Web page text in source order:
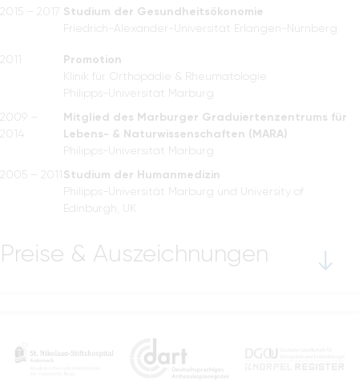
2015 – 2017 Studium der Gesundheitsökonomie
Friedrich-Alexander-Universität Erlangen-Nürnberg
2011 Promotion
Klinik für Orthopädie & Rheumatologie
Philipps-Universität Marburg
2009 –
2014
Mitglied des Marburger Graduiertenzentrums für
Lebens- & Naturwissenschaften (MARA)
Philipps-Universität Marburg
2005 – 2011Studium der Humanmedizin
Philipps-Universität Marburg und University of
Edinburgh, UK
Preise & Auszeichnungen